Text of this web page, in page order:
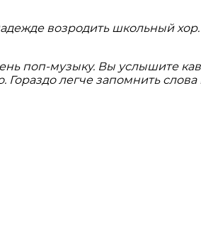
возродить школьный
поп-музыку. Вы услышите
легче запомнить